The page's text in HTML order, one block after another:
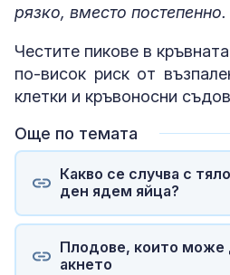
рязко, вместо постепенно.
Честите пикове в
по-висок риск от
клетки и кръвоносни
Още по темата
Какво се случва с
ден ядем яйца?
Плодове, които може
акнето